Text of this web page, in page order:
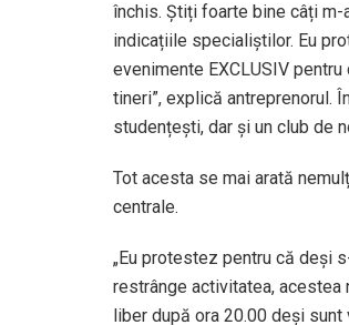
închis. Știți foarte bine câți
indicațiile specialiștilor. Eu
evenimente EXCLUSIV
tineri”, explică antreprenorul.
studențești, dar și un club de
Tot acesta se mai arată
centrale.
„Eu protestez pentru că deși
restrânge activitatea, acestea
liber după ora 20.00 deși